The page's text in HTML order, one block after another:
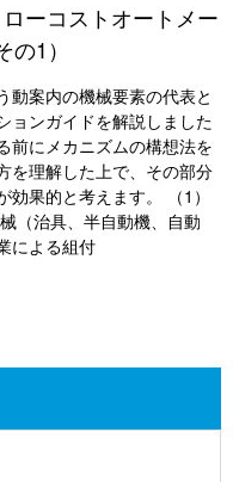
ーコストオートメー
1）
案内の機械要素の代表と
ョンガイドを解説しました
前にメカニズムの構想法を
を理解した上で、その部分
果的と考えます。 （1）
（治具、半自動機、自動
による組付